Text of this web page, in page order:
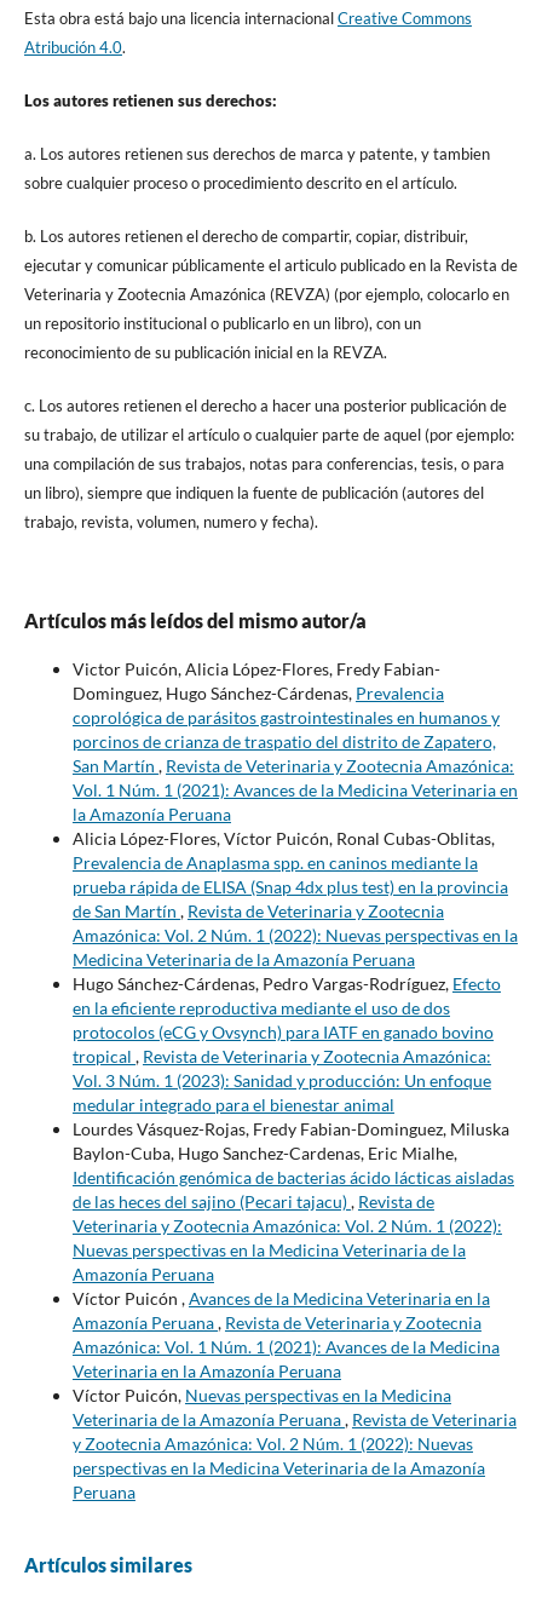
Esta obra está bajo una licencia internacionalCreative Commons
Atribución 4.0.
Los autores retienen sus derechos:
a. Los autores retienen sus derechos de marca y patente, y tambien
sobre cualquier proceso o procedimiento descrito en el artículo.
b. Los autores retienen el derecho de compartir, copiar, distribuir,
ejecutar y comunicar públicamente el articulo publicado en la Revista de
Veterinaria y Zootecnia Amazónica (REVZA) (por ejemplo, colocarlo en
un repositorio institucional o publicarlo en un libro), con un
reconocimiento de su publicación inicial en la REVZA.
c. Los autores retienen el derecho a hacer una posterior publicación de
su trabajo, de utilizar el artículo o cualquier parte de aquel (por ejemplo:
una compilación de sus trabajos, notas para conferencias, tesis, o para
un libro), siempre que indiquen la fuente de publicación (autores del
trabajo, revista, volumen, numero y fecha).
Artículos más leídos del mismo autor/a
Victor Puicón, Alicia López-Flores, Fredy Fabian-
Dominguez, Hugo Sánchez-Cárdenas, Prevalencia
coprológica de parásitos gastrointestinales en humanos y
porcinos de crianza de traspatio del distrito de Zapatero,
San Martín , Revista de Veterinaria y Zootecnia Amazónica:
Vol. 1 Núm. 1 (2021): Avances de la Medicina Veterinaria en
la Amazonía Peruana
Alicia López-Flores, Víctor Puicón, Ronal Cubas-Oblitas,
Prevalencia de Anaplasma spp. en caninos mediante la
prueba rápida de ELISA (Snap 4dx plus test) en la provincia
de San Martín , Revista de Veterinaria y Zootecnia
Amazónica: Vol. 2 Núm. 1 (2022): Nuevas perspectivas en la
Medicina Veterinaria de la Amazonía Peruana
Hugo Sánchez-Cárdenas, Pedro Vargas-Rodríguez, Efecto
en la eficiente reproductiva mediante el uso de dos
protocolos (eCG y Ovsynch) para IATF en ganado bovino
tropical , Revista de Veterinaria y Zootecnia Amazónica:
Vol. 3 Núm. 1 (2023): Sanidad y producción: Un enfoque
medular integrado para el bienestar animal
Lourdes Vásquez-Rojas, Fredy Fabian-Dominguez, Miluska
Baylon-Cuba, Hugo Sanchez-Cardenas, Eric Mialhe,
Identificación genómica de bacterias ácido lácticas aisladas
de las heces del sajino (Pecari tajacu), Revista de
Veterinaria y Zootecnia Amazónica: Vol. 2 Núm. 1 (2022):
Nuevas perspectivas en la Medicina Veterinaria de la
Amazonía Peruana
Víctor Puicón ,Avances de la Medicina Veterinaria en la
Amazonía Peruana, Revista de Veterinaria y Zootecnia
Amazónica: Vol. 1 Núm. 1 (2021): Avances de la Medicina
Veterinaria en la Amazonía Peruana
Víctor Puicón, Nuevas perspectivas en la Medicina
Veterinaria de la Amazonía Peruana, Revista de Veterinaria
y Zootecnia Amazónica: Vol. 2 Núm. 1 (2022): Nuevas
perspectivas en la Medicina Veterinaria de la Amazonía
Peruana
Artículos similares